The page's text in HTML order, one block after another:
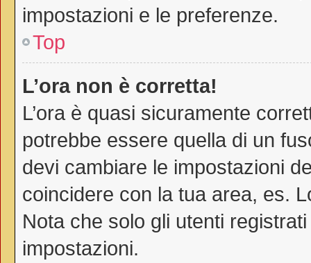
impostazioni e le preferenze.
Top
L’ora non è corretta!
L’ora è quasi sicuramente
potrebbe essere quella di un
devi cambiare le impostazioni
coincidere con la tua area, es.
Nota che solo gli utenti
impostazioni.